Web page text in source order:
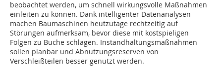
beobachtet werden, um schnell wirkungsvolle Maßnahmen
einleiten zu können. Dank intelligenter Datenanalysen
machen Baumaschinen heutzutage rechtzeitig auf
Störungen aufmerksam, bevor diese mit kostspieligen
Folgen zu Buche schlagen. Instandhaltungsmaßnahmen
sollen planbar und Abnutzungsreserven von
Verschleißteilen besser genutzt werden.